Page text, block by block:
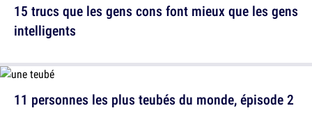
15 trucs que les gens cons font mieux que les gens
intelligents
11 personnes les plus teubés du monde, épisode 2